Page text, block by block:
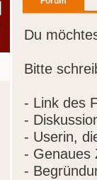
Du
Bitte
- Link des
-
- Userin,
- Genaues
-